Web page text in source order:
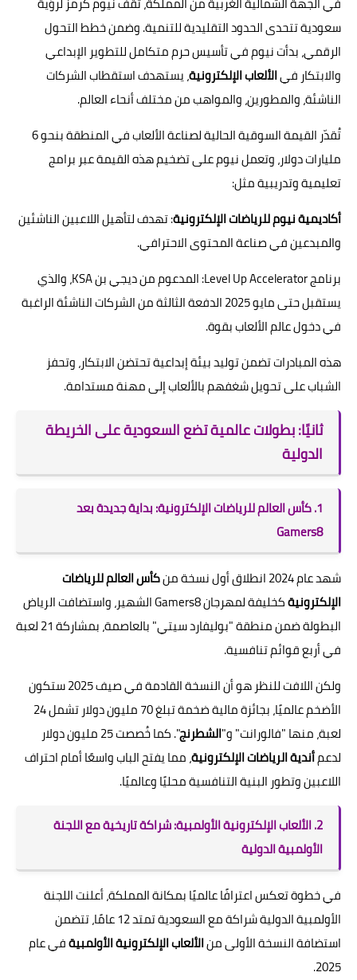
سعودية تتحدى الحدود التقليدية للتنمية. وضمن خطط التحول
الرقمي، بدأت نيوم في تأسيس حرم متكامل للتطوير الإبداعي
والابتكار فيالألعاب الإلكترونية، يستهدف استقطاب الشركات
الناشئة، والمطورين، والمواهب من مختلف أنحاء العالم.
تُقدّر القيمة السوقية الحالية لصناعة الألعاب في المنطقة بنحو 6
مليارات دولار، وتعمل نيوم على تضخيم هذه القيمة عبر برامج
تعليمية وتدريبية مثل:
أكاديمية نيوم للرياضات الإلكترونية: تهدف لتأهيل اللاعبين الناشئين
والمبدعين في صناعة المحتوى الاحترافي.
برنامج Level Up Accelerator: المدعوم من ديجي بن KSA، والذي
يستقبل حتى مايو 2025 الدفعة الثالثة من الشركات الناشئة الراغبة
في دخول عالم الألعاب بقوة.
هذه المبادرات تضمن توليد بيئة إبداعية تحتضن الابتكار، وتحفز
الشباب على تحويل شغفهم بالألعاب إلى مهنة مستدامة.
ثانيًا: بطولات عالمية تضع السعودية على الخريطة
الدولية
1. كأس العالم للرياضات الإلكترونية: بداية جديدة بعد
Gamers8
شهد عام 2024 انطلاق أول نسخة من
كأس العالم للرياضات
الإلكترونية
كخليفة لمهرجان Gamers8 الشهير، واستضافت الرياض
البطولة ضمن منطقة "بوليفارد سيتي" بالعاصمة، بمشاركة 21 لعبة
في أربع قوائم تنافسية.
ولكن اللافت للنظر هو أن النسخة القادمة في صيف 2025 ستكون
الأضخم عالميًا، بجائزة مالية ضخمة تبلغ 70 مليون دولار تشمل 24
لعبة، منها "فالورانت" و"الشطرنج
". كما خُصصت 25 مليون دولار
لدعمأندية الرياضات الإلكترونية، مما يفتح الباب واسعًا أمام احتراف
اللاعبين وتطور البنية التنافسية محليًا وعالميًا.
2. الألعاب الإلكترونية الأولمبية: شراكة تاريخية مع اللجنة
الأولمبية الدولية
في خطوة تعكس اعترافًا عالميًا بمكانة المملكة، أعلنت اللجنة
الأولمبية الدولية شراكة مع السعودية تمتد 12 عامًا، تتضمن
استضافة النسخة الأولى منالألعاب الإلكترونية الأولمبيةفي عام
2025.